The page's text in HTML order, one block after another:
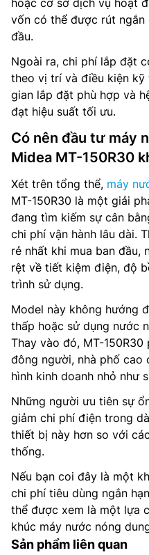
hoặc cơ sở dịch vụ hoạt
vốn có thể được rút
đầu.
Ngoài ra, chi phí lắp đặt
theo vị trí và điều kiện
gian lắp đặt phù hợp và
đạt hiệu suất tối ưu.
Có nên đầu tư máy
Midea MT-150R30
Xét trên tổng thể, máy
MT-150R30 là một giải
đang tìm kiếm sự cân
chi phí vận hành lâu dài.
rẻ nhất khi mua ban đầu,
rệt về tiết kiệm điện, độ
trình sử dụng.
Model này không hướng
thấp hoặc sử dụng nước
Thay vào đó, MT-
đông người, nhà phố cao
hình kinh doanh nhỏ như
Những người ưu tiên sự
giảm chi phí điện trong
thiết bị này hơn so với
thống.
Nếu bạn coi đây là một
chi phí tiêu dùng ngắn
thể được xem là một lựa
khúc máy nước nóng
Sản phẩm liên quan